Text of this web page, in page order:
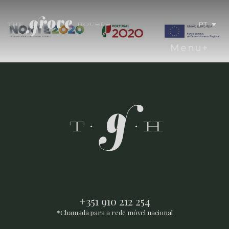
PT
Menu+
+351 910 212 254
*Chamada para a rede móvel nacional